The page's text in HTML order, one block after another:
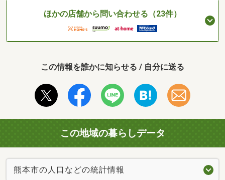
ほかの店舗から問い合わせる（23件）
この情報を誰かに知らせる / 自分に送る
この地域の暮らしデータ
熊本市の人口などの統計情報